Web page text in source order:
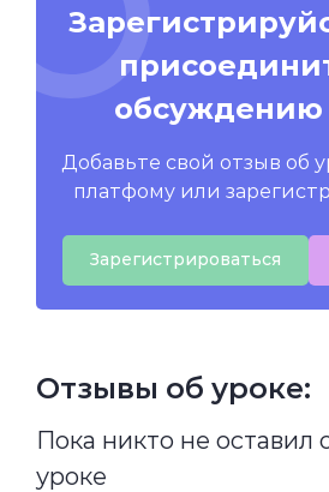
обсуждению
Добавьте свой отзыв об
платфому или
Зарегистрироваться
Отзывы об уроке:
Пока никто не оставил
уроке